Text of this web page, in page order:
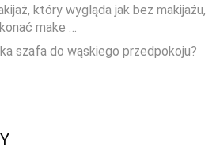
który wygląda jak bez makijażu,
make …
szafa do wąskiego przedpokoju?